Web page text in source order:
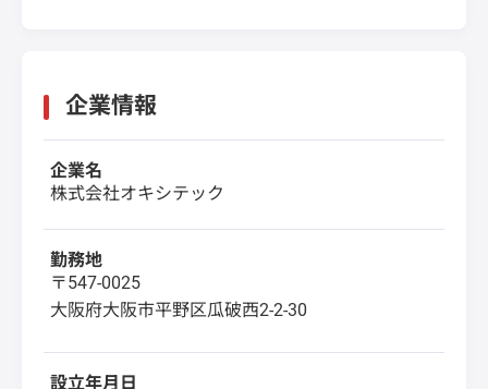
企業情報
企業名
株式会社オキシテック
勤務地
〒547-0025
大阪府大阪市平野区瓜破西2-2-30
設立年月日